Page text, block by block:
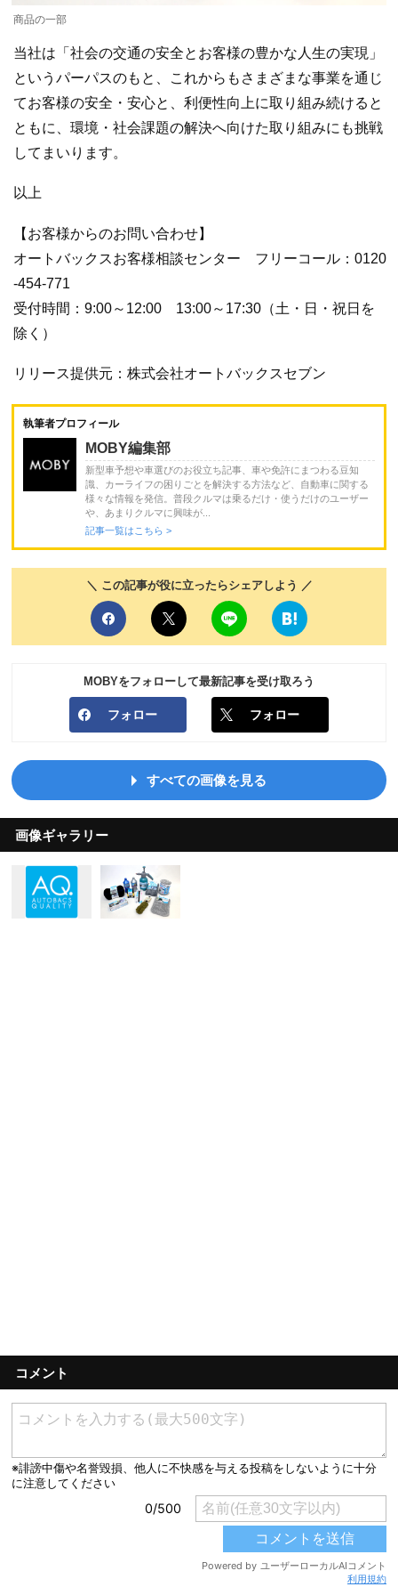
商品の一部
当社は「社会の交通の安全とお客様の豊かな人生の実現」
というパーパスのもと、これからもさまざまな事業を通じ
てお客様の安全・安心と、利便性向上に取り組み続けると
ともに、環境・社会課題の解決へ向けた取り組みにも挑戦
してまいります。
以上
【お客様からのお問い合わせ】
オートバックスお客様相談センター フリーコール：0120
-454-771
受付時間：9:00～12:00 13:00～17:30（土・日・祝日を
除く）
リリース提供元：株式会社オートバックスセブン
執筆者プロフィール
MOBY編集部
新型車予想や車選びのお役立ち記事、車や免許にまつわる豆知
識、カーライフの困りごとを解決する方法など、自動車に関する
様々な情報を発信。普段クルマは乗るだけ・使うだけのユーザー
や、あまりクルマに興味が...
記事一覧はこちら >
＼ この記事が役に立ったらシェアしよう ／
MOBYをフォローして最新記事を受け取ろう
フォロー フォロー
すべての画像を見る
画像ギャラリー
コメント
利用規約